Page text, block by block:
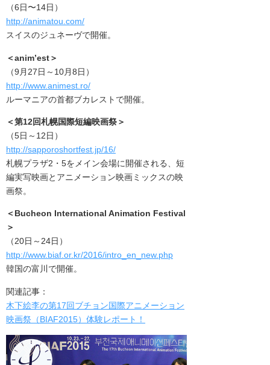
（6日〜14日）
http://animatou.com/
スイスのジュネーヴで開催。
＜anim’est＞
（9月27日～10月8日）
http://www.animest.ro/
ルーマニアの首都ブカレストで開催。
＜第12回札幌国際短編映画祭＞
（5日～12日）
http://sapporoshortfest.jp/16/
札幌プラザ2・5をメイン会場に開催される、短
編実写映画とアニメーション映画ミックスの映
画祭。
＜Bucheon International Animation Festival
＞
（20日～24日）
http://www.biaf.or.kr/2016/intro_en_new.php
韓国の富川で開催。
関連記事：
木下絵李の第17回ブチョン国際アニメーション
映画祭（BIAF2015）体験レポート！